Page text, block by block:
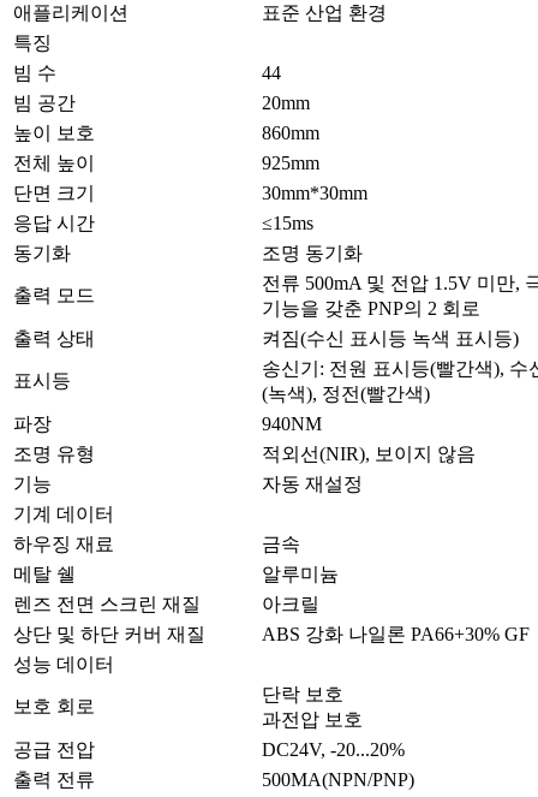
애플리케이션
표준 산업 환경
특징
빔 수
44
빔 공간
20mm
높이 보호
860mm
전체 높이
925mm
단면 크기
30mm*30mm
응답 시간
≤15ms
동기화
조명 동기화
출력 모드
전류 500mA 및 전압 1.5V 미만,
기능을 갖춘 PNP의 2 회로
출력 상태
켜짐(수신 표시등 녹색 표시등)
표시등
송신기: 전원 표시등(빨간색), 수
(녹색), 정전(빨간색)
파장
940NM
조명 유형
적외선(NIR), 보이지 않음
기능
자동 재설정
기계 데이터
하우징 재료
금속
메탈 쉘
알루미늄
렌즈 전면 스크린 재질
아크릴
상단 및 하단 커버 재질
ABS 강화 나일론 PA66+30% GF
성능 데이터
보호 회로
단락 보호
과전압 보호
공급 전압
DC24V, -20...20%
출력 전류
500MA(NPN/PNP)